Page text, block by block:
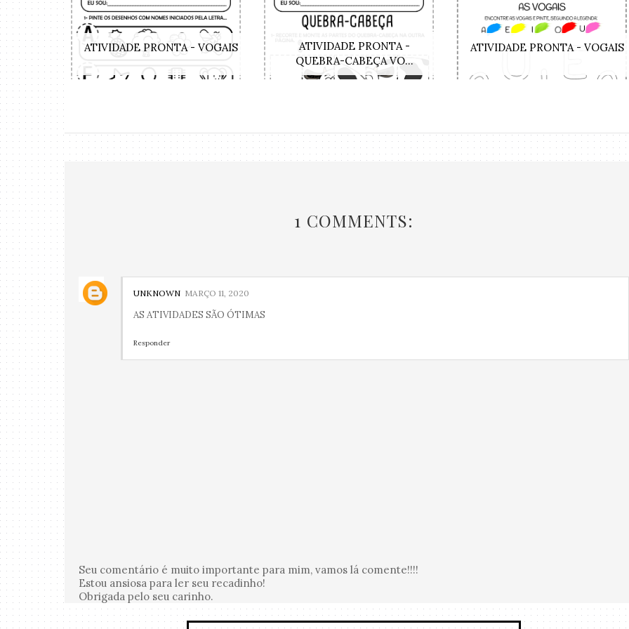
ATIVIDADE PRONTA - VOGAIS
ATIVIDADE PRONTA -
QUEBRA-CABEÇA VO...
ATIVIDADE PRONTA - VOGAIS
1 COMMENTS:
UNKNOWN MARÇO 11, 2020
AS ATIVIDADES SÃO ÓTIMAS
Responder
Seu comentário é muito importante para mim, vamos lá comente!!!!
Estou ansiosa para ler seu recadinho!
Obrigada pelo seu carinho.